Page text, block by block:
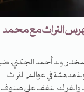
التراث مع محمد
ولد أحمد الجكني،
مدهشة في عوالم التراث
والفرائد، لنقف على صنوف